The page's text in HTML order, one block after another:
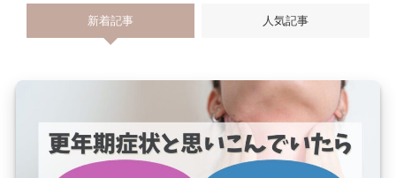
新着記事 人気記事